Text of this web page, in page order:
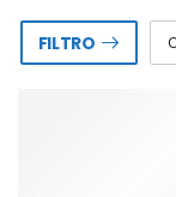
FILTRO